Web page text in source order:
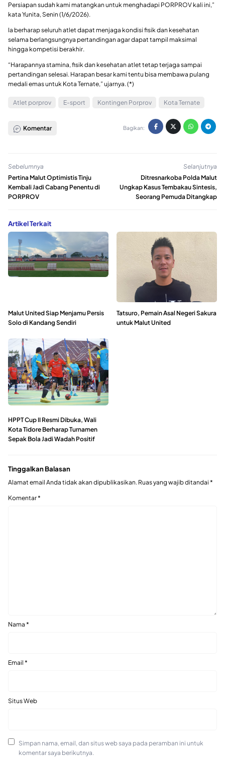
Persiapan sudah kami matangkan untuk menghadapi PORPROV kali ini,”
kata Yunita, Senin (1/6/2026).
Ia berharap seluruh atlet dapat menjaga kondisi fisik dan kesehatan
selama berlangsungnya pertandingan agar dapat tampil maksimal
hingga kompetisi berakhir.
“Harapannya stamina, fisik dan kesehatan atlet tetap terjaga sampai
pertandingan selesai. Harapan besar kami tentu bisa membawa pulang
medali emas untuk Kota Ternate,” ujarnya. (*)
Atlet porprov E-sport Kontingen Porprov Kota Ternate
Komentar Bagikan:
Sebelumnya
Pertina Malut Optimistis Tinju
Kembali Jadi Cabang Penentu di
PORPROV
Selanjutnya
Ditresnarkoba Polda Malut
Ungkap Kasus Tembakau Sintesis,
Seorang Pemuda Ditangkap
Artikel Terkait
Malut United Siap Menjamu Persis
Solo di Kandang Sendiri
Tatsuro, Pemain Asal Negeri Sakura
untuk Malut United
HPPT Cup II Resmi Dibuka, Wali
Kota Tidore Berharap Turnamen
Sepak Bola Jadi Wadah Positif
Tinggalkan Balasan
Alamat email Anda tidak akan dipublikasikan. Ruas yang wajib ditandai *
Komentar*
Nama *
Email *
Situs Web
Simpan nama, email, dan situs web saya pada peramban ini untuk
komentar saya berikutnya.